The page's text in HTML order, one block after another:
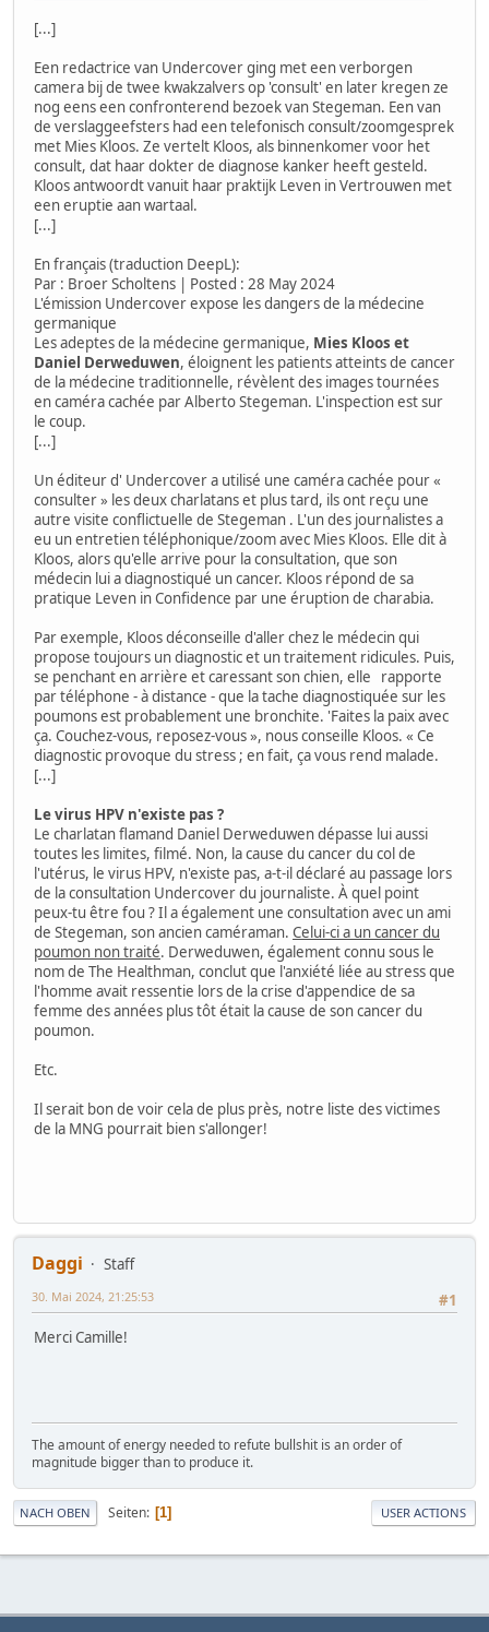
[...]
Een redactrice van Undercover ging met een verborgen
camera bij de twee kwakzalvers op 'consult' en later kregen ze
nog eens een confronterend bezoek van Stegeman. Een van
de verslaggeefsters had een telefonisch consult/zoomgesprek
met Mies Kloos. Ze vertelt Kloos, als binnenkomer voor het
consult, dat haar dokter de diagnose kanker heeft gesteld.
Kloos antwoordt vanuit haar praktijk Leven in Vertrouwen met
een eruptie aan wartaal.
[...]
En français (traduction DeepL):
Par : Broer Scholtens | Posted : 28 May 2024
L'émission Undercover expose les dangers de la médecine
germanique
Les adeptes de la médecine germanique, Mies Kloos et
Daniel Derweduwen, éloignent les patients atteints de cancer
de la médecine traditionnelle, révèlent des images tournées
en caméra cachée par Alberto Stegeman. L'inspection est sur
le coup.
[...]
Un éditeur d' Undercover a utilisé une caméra cachée pour «
consulter » les deux charlatans et plus tard, ils ont reçu une
autre visite conflictuelle de Stegeman . L'un des journalistes a
eu un entretien téléphonique/zoom avec Mies Kloos. Elle dit à
Kloos, alors qu'elle arrive pour la consultation, que son
médecin lui a diagnostiqué un cancer. Kloos répond de sa
pratique Leven in Confidence par une éruption de charabia.
Par exemple, Kloos déconseille d'aller chez le médecin qui
propose toujours un diagnostic et un traitement ridicules. Puis,
se penchant en arrière et caressant son chien, elle rapporte
par téléphone - à distance - que la tache diagnostiquée sur les
poumons est probablement une bronchite. 'Faites la paix avec
ça. Couchez-vous, reposez-vous », nous conseille Kloos. « Ce
diagnostic provoque du stress ; en fait, ça vous rend malade.
[...]
Le virus HPV n'existe pas ?
Le charlatan flamand Daniel Derweduwen dépasse lui aussi
toutes les limites, filmé. Non, la cause du cancer du col de
l'utérus, le virus HPV, n'existe pas, a-t-il déclaré au passage lors
de la consultation Undercover du journaliste. À quel point
peux-tu être fou ? Il a également une consultation avec un ami
de Stegeman, son ancien caméraman. Celui-ci a un cancer du
poumon non traité. Derweduwen, également connu sous le
nom de The Healthman, conclut que l'anxiété liée au stress que
l'homme avait ressentie lors de la crise d'appendice de sa
femme des années plus tôt était la cause de son cancer du
poumon.
Etc.
Il serait bon de voir cela de plus près, notre liste des victimes
de la MNG pourrait bien s'allonger!
Daggi
Staff
#1
30. Mai 2024, 21:25:53
Merci Camille!
The amount of energy needed to refute bullshit is an order of
magnitude bigger than to produce it.
NACH OBEN Seiten 1 USER ACTIONS